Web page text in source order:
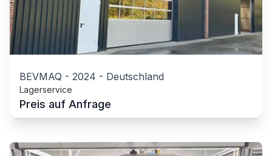
BEVMAQ - 2024 - Deutschland
Lagerservice
Preis auf Anfrage